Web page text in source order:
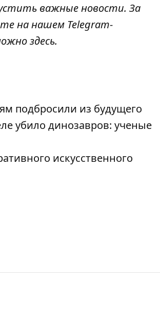
важные новости. За
на нашем Telegram-
здесь.
подбросили из будущего
убило динозавров: ученые
искусственного